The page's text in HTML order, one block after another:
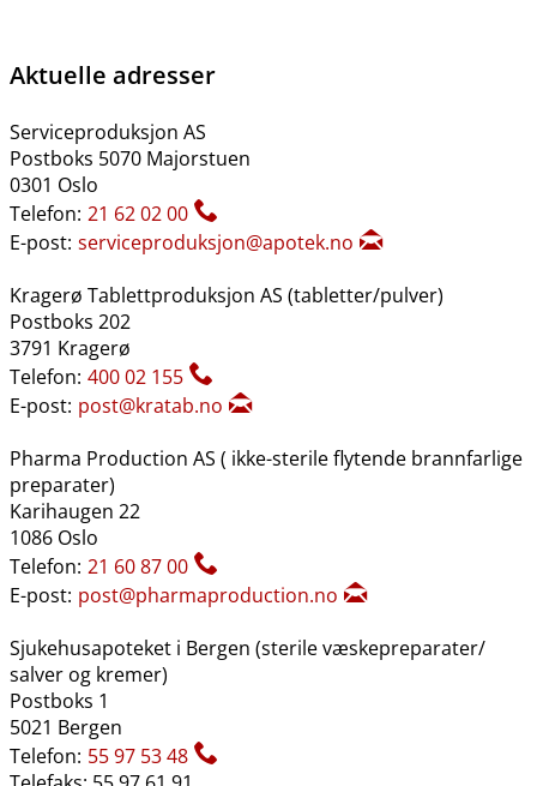
Aktuelle adresser
Serviceproduksjon AS
Postboks 5070 Majorstuen
0301 Oslo
Telefon: 21 62 02 00
E-post: serviceproduksjon@apotek.no
Kragerø Tablettproduksjon AS (tabletter​/​pulver)
Postboks 202
3791 Kragerø
Telefon: 400 02 155
E-post: post@kratab.no
Pharma Production AS ( ikke-sterile flytende brannfarlige
preparater)
Karihaugen 22
1086 Oslo
Telefon: 21 60 87 00
E-post: post@pharmaproduction.no
Sjukehusapoteket i Bergen (sterile væskepreparater​/​
salver og kremer)
Postboks 1
5021 Bergen
Telefon: 55 97 53 48